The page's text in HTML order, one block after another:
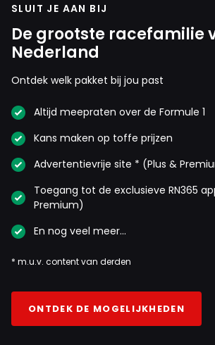
SLUIT JE AAN BIJ
De grootste racefamilie
Nederland
Ontdek welk pakket bij jou past
Altijd meepraten over de Formule 1
Kans maken op toffe prijzen
Advertentievrije site * (Plus &
Toegang tot de exclusieve RN365
Premium)
En nog veel meer…
* m.u.v. content van derden
ONTDEK DE MOGELIJKHEDEN